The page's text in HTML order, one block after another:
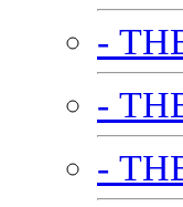
-
-
-